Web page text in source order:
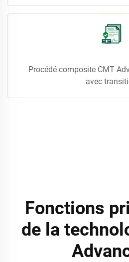
Procédé composite CMT
avec
Fonctions
de la